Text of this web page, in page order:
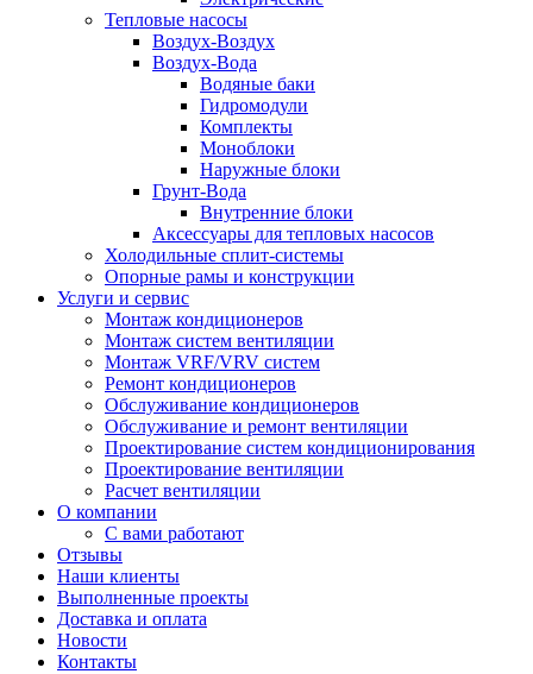
Тепловые насосы
Воздух-Воздух
Воздух-Вода
Водяные баки
Гидромодули
Комплекты
Моноблоки
Наружные блоки
Грунт-Вода
Внутренние блоки
Аксессуары для тепловых насосов
Холодильные сплит-системы
Опорные рамы и конструкции
Услуги и сервис
Монтаж кондиционеров
Монтаж систем вентиляции
Монтаж VRF/VRV систем
Ремонт кондиционеров
Обслуживание кондиционеров
Обслуживание и ремонт вентиляции
Проектирование систем кондиционирования
Проектирование вентиляции
Расчет вентиляции
О компании
С вами работают
Отзывы
Наши клиенты
Выполненные проекты
Доставка и оплата
Новости
Контакты